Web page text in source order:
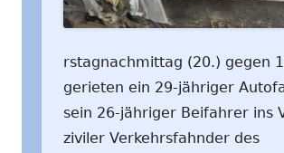
rstagnachmittag (20.) gegen
gerieten ein 29-jähriger
sein 26-jähriger Beifahrer ins
ziviler Verkehrsfahnder des